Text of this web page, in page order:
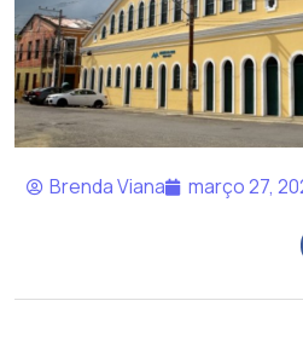
Brenda Viana março 27,